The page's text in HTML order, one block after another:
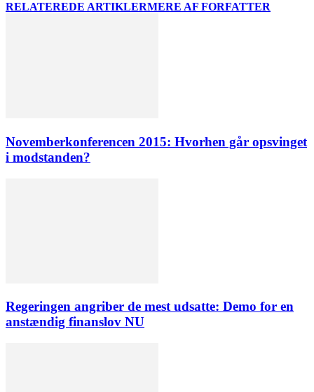
RELATEREDE ARTIKLERMERE AF FORFATTER
Novemberkonferencen 2015: Hvorhen går opsvinget
i modstanden?
Regeringen angriber de mest udsatte: Demo for en
anstændig finanslov NU